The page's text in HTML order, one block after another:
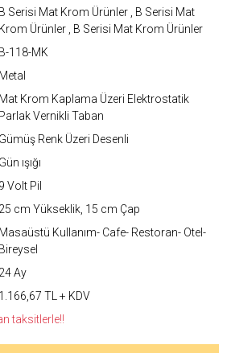
B Serisi Mat Krom Ürünler
B Serisi Mat
Krom Ürünler
B Serisi Mat Krom Ürünler
B-118-MK
Metal
Mat Krom Kaplama Üzeri Elektrostatik
Parlak Vernikli Taban
Gümüş Renk Üzeri Desenli
Gün ışığı
9 Volt Pil
25 cm Yükseklik, 15 cm Çap
Masaüstü Kullanım- Cafe- Restoran- Otel-
Bireysel
24 Ay
1.166,67 TL + KDV
taksitlerle!!